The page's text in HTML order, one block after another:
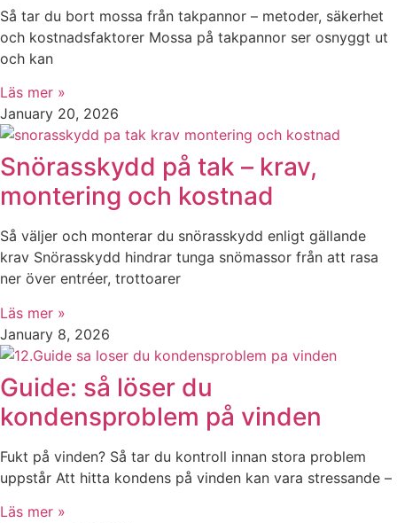
Så tar du bort mossa från takpannor – metoder, säkerhet
och kostnadsfaktorer Mossa på takpannor ser osnyggt ut
och kan
Läs mer »
January 20, 2026
Snörasskydd på tak – krav,
montering och kostnad
Så väljer och monterar du snörasskydd enligt gällande
krav Snörasskydd hindrar tunga snömassor från att rasa
ner över entréer, trottoarer
Läs mer »
January 8, 2026
Guide: så löser du
kondensproblem på vinden
Fukt på vinden? Så tar du kontroll innan stora problem
uppstår Att hitta kondens på vinden kan vara stressande –
Läs mer »